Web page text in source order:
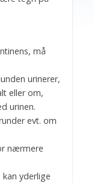
må
urinerer,
eller om,
urinen.
evt. om
nærmere
yderlige